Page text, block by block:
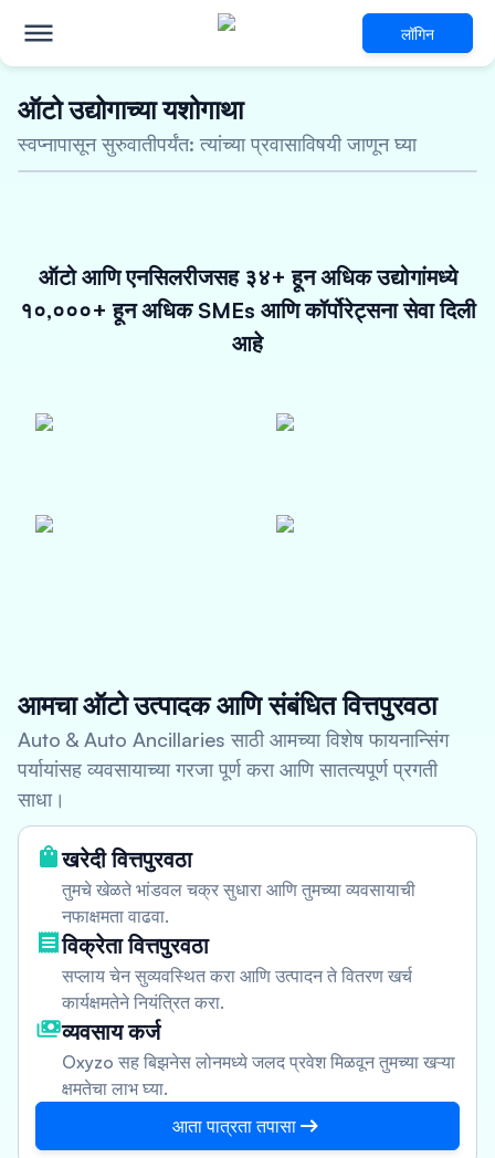
लॉगिन
नाविन्यपूर्ण वित्तपुरवठा उपायांसाठी
ऑटो उत्पादक आणि सहायक
आकर्षक व्याजदर
48 तासांच्या आत मंजुरी
आता पात्रता तपासा
ऑटो उद्योगाच्या यशोगाथा
स्वप्नापासून सुरुवातीपर्यंत: त्यांच्या प्रवासाविषयी जाणून घ्या
ऑटो आणि एनसिलरीजसह ३४+ हून अधिक उद्योगांमध्ये
१०,०००+ हून अधिक SMEs आणि कॉर्पोरेट्सना सेवा दिली
आहे
आमचा ऑटो उत्पादक आणि संबंधित वित्तपुरवठा
Auto & Auto Ancillaries साठी आमच्या विशेष फायनान्सिंग
पर्यायांसह व्यवसायाच्या गरजा पूर्ण करा आणि सातत्यपूर्ण प्रगती
साधा।
खरेदी वित्तपुरवठा
तुमचे खेळते भांडवल चक्र सुधारा आणि तुमच्या व्यवसायाची
नफाक्षमता वाढवा.
विक्रेता वित्तपुरवठा
सप्लाय चेन सुव्यवस्थित करा आणि उत्पादन ते वितरण खर्च
कार्यक्षमतेने नियंत्रित करा.
व्यवसाय कर्ज
Oxyzo सह बिझनेस लोनमध्ये जलद प्रवेश मिळवून तुमच्या खऱ्या
क्षमतेचा लाभ घ्या.
आता पात्रता तपासा